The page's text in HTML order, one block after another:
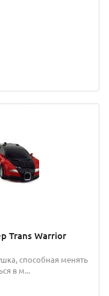
Trans Warrior
способная менять
в м...